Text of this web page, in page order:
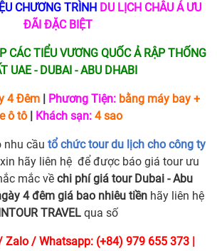
CHƯƠNG TRÌNH DU LỊCH CHÂU Á ƯU
ĐÃI ĐẶC BIỆT
CÁC TIỂU VƯƠNG QUỐC Ả RẬP THỐNG
UAE - DUBAI - ABU DHABI
4 Đêm Phương Tiện: bằng máy bay +
ô tô| Khách sạn: 4 sao
nhu cầu tổ chức tour du lịch cho công ty
hãy liên hệ để được báo giá tour ưu
mắc về chi phí giá tour Dubai - Abu
4 đêm giá bao nhiêu tiềnhãy liên hệ
INTOUR TRAVELqua số
Zalo / Whatsapp: (+84) 979 655 373 |